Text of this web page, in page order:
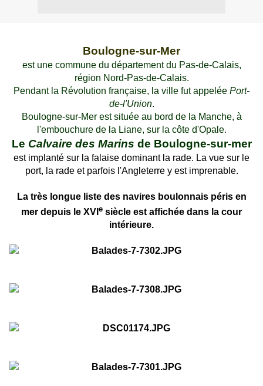
Boulogne-sur-Mer
est une commune du département du Pas-de-Calais,
région Nord-Pas-de-Calais.
Pendant la Révolution française, la ville fut appelée Port-
de-l'Union.
Boulogne-sur-Mer est située au bord de la Manche, à
l'embouchure de la Liane, sur la côte d'Opale.
Le Calvaire des Marins de Boulogne-sur-mer
est implanté sur la falaise dominant la rade. La vue sur le
port, la rade et parfois l'Angleterre y est imprenable.
La très longue liste des navires boulonnais péris en
mer depuis le XVI e siècle est affichée dans la cour
intérieure.